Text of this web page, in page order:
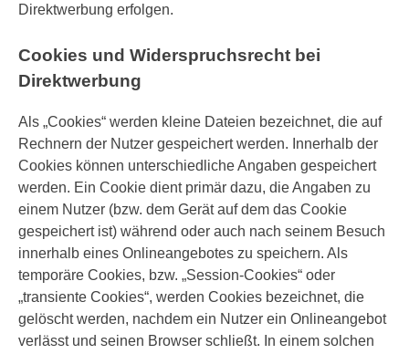
Direktwerbung erfolgen.
Cookies und Widerspruchsrecht bei
Direktwerbung
Als „Cookies“ werden kleine Dateien bezeichnet, die auf
Rechnern der Nutzer gespeichert werden. Innerhalb der
Cookies können unterschiedliche Angaben gespeichert
werden. Ein Cookie dient primär dazu, die Angaben zu
einem Nutzer (bzw. dem Gerät auf dem das Cookie
gespeichert ist) während oder auch nach seinem Besuch
innerhalb eines Onlineangebotes zu speichern. Als
temporäre Cookies, bzw. „Session-Cookies“ oder
„transiente Cookies“, werden Cookies bezeichnet, die
gelöscht werden, nachdem ein Nutzer ein Onlineangebot
verlässt und seinen Browser schließt. In einem solchen